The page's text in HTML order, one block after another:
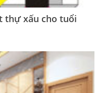
thự xấu cho tuổi